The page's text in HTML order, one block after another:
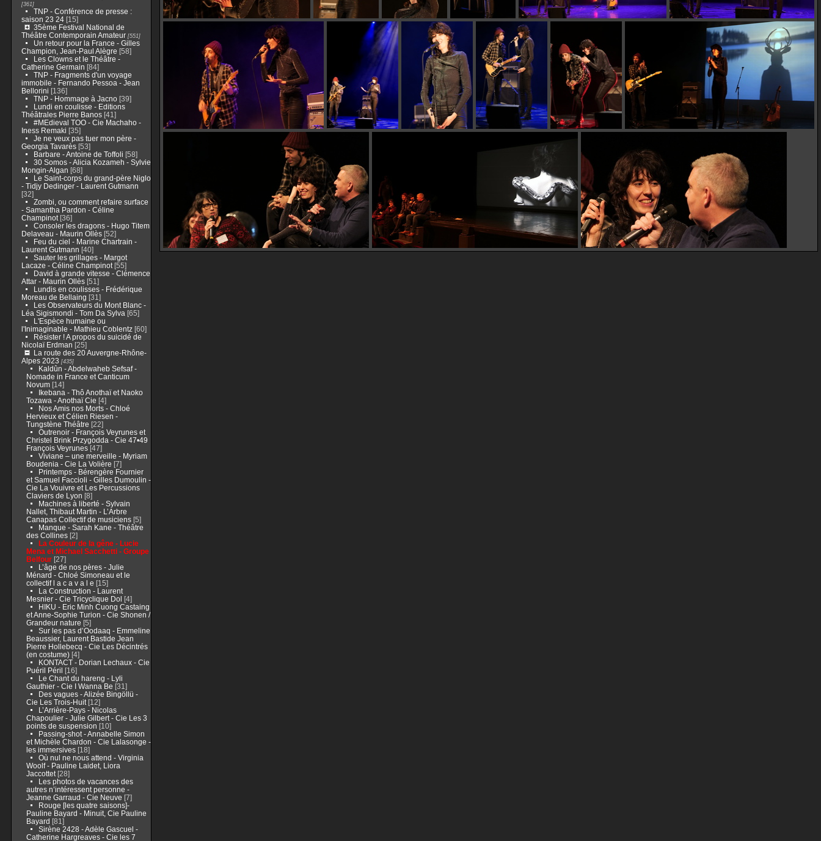
[361]
TNP - Conférence de presse :
saison 23 24[15]
35ème Festival National de
Théâtre Contemporain Amateur[551]
Un retour pour la France - Gilles
Champion, Jean-Paul Alègre [58]
Les Clowns et le Théâtre -
Catherine Germain [84]
TNP - Fragments d'un voyage
immobile - Fernando Pessoa - Jean
Bellorini [136]
TNP - Hommage à Jacno[39]
Lundi en coulisse - Editions
Théâtrales Pierre Banos[41]
#MEdieval TOO - Cie Machaho -
Iness Remaki [35]
Je ne veux pas tuer mon père -
Georgia Tavarès[53]
Barbare - Antoine de Toffoli [58]
30 Somos - Alicia Kozameh - Sylvie
Mongin-Algan [68]
Le Saint-corps du grand-père Niglo
- Tidjy Dedinger - Laurent Gutmann
[32]
Zombi, ou comment refaire surface
- Samantha Pardon - Céline
Champinot[36]
Consoler les dragons - Hugo Titem
Delaveau - Maurin Ollès[52]
Feu du ciel - Marine Chartrain -
Laurent Gutmann [40]
Sauter les grillages - Margot
Lacaze - Céline Champinot[55]
David à grande vitesse - Clémence
Attar - Maurin Ollès[51]
Lundis en coulisses - Frédérique
Moreau de Bellaing [31]
Les Observateurs du Mont Blanc -
Léa Sigismondi - Tom Da Sylva [65]
L'Espèce humaine ou
l'Inimaginable - Mathieu Coblentz[60]
Résister ! A propos du suicidé de
Nicolaï Erdman [25]
La route des 20 Auvergne-Rhône-
Alpes 2023 [435]
Kaldûn - Abdelwaheb Sefsaf -
Nomade in France et Canticum
Novum[14]
Ikebana - Thô Anothaï et Naoko
Tozawa - Anothaï Cie [4]
Nos Amis nos Morts - Chloé
Hervieux et Célien Riesen -
Tungstène Théâtre [22]
Outrenoir - François Veyrunes et
Christel Brink Przygodda - Cie 47•49
François Veyrunes[47]
Viviane – une merveille - Myriam
Boudenia - Cie La Volière [7]
Printemps - Bérengère Fournier
et Samuel Faccioli - Gilles Dumoulin -
Cie La Vouivre et Les Percussions
Claviers de Lyon [8]
Machines à liberté - Sylvain
Nallet, Thibaut Martin - L’Arbre
Canapas Collectif de musiciens[5]
Manque - Sarah Kane - Théâtre
des Collines[2]
La Couleur de la gêne - Lucie
Mena et Michael Sacchetti - Groupe
Belfour[27]
L’âge de nos pères - Julie
Ménard - Chloé Simoneau et le
collectif l a c a v a l e [15]
La Construction - Laurent
Mesnier - Cie Tricyclique Dol [4]
HIKU - Eric Minh Cuong Castaing
et Anne-Sophie Turion - Cie Shonen /
Grandeur nature [5]
Sur les pas d’Oodaaq - Emmeline
Beaussier, Laurent Bastide Jean
Pierre Hollebecq - Cie Les Décintrés
(en costume)[4]
KONTACT - Dorian Lechaux - Cie
Puéril Péril [16]
Le Chant du hareng - Lyli
Gauthier - Cie I Wanna Be [31]
Des vagues - Alizée Bingöllü -
Cie Les Trois-Huit[12]
L’Arrière-Pays - Nicolas
Chapoulier - Julie Gilbert - Cie Les 3
points de suspension [10]
Passing-shot - Annabelle Simon
et Michèle Chardon - Cie Lalasonge -
les immersives[18]
Où nul ne nous attend - Virginia
Woolf - Pauline Laidet, Liora
Jaccottet[28]
Les photos de vacances des
autres n’intéressent personne -
Jeanne Garraud - Cie Neuve [7]
Rouge [les quatre saisons]-
Pauline Bayard - Minuit, Cie Pauline
Bayard [81]
Sirène 2428 - Adèle Gascuel -
Catherine Hargreaves - Cie les 7